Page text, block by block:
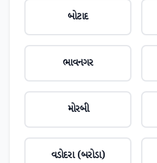
બોટાદ
ભાવનગર
મોરબી
વડોદરા (બરોડા)